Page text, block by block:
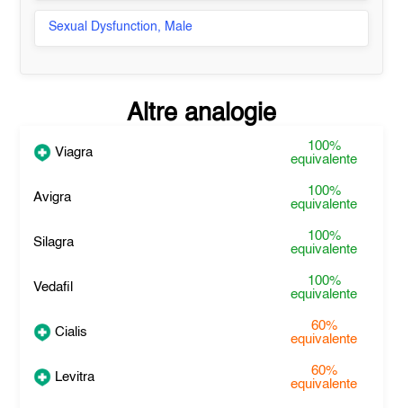
Sexual Dysfunction, Male
Altre analogie
Viagra
100%
equivalente
Avigra
100%
equivalente
Silagra
100%
equivalente
Vedafil
100%
equivalente
Cialis
60%
equivalente
Levitra
60%
equivalente